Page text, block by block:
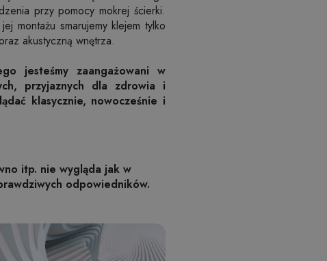
przy pomocy mokrej ścierki.
montażu smarujemy klejem tylko
akustyczną wnętrza.
jesteśmy zaangażowani w
przyjaznych dla zdrowia i
klasycznie, nowocześnie i
itp. nie wygląda jak w
odpowiedników.